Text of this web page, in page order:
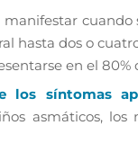
hasta dos o
en el 80%
los síntomas
asmáticos, los